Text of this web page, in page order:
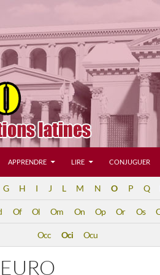
APPRENDRE LIRE CONJUGUER
G H I J L M N O P Q
Of Ol Om On Op Or Os
Occ Oci Ocu